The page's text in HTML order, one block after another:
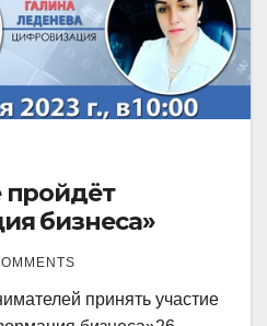
пройдёт
бизнеса»
принять участие